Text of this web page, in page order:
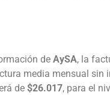
de AySA, la
media mensual sin
de $26.017, para el